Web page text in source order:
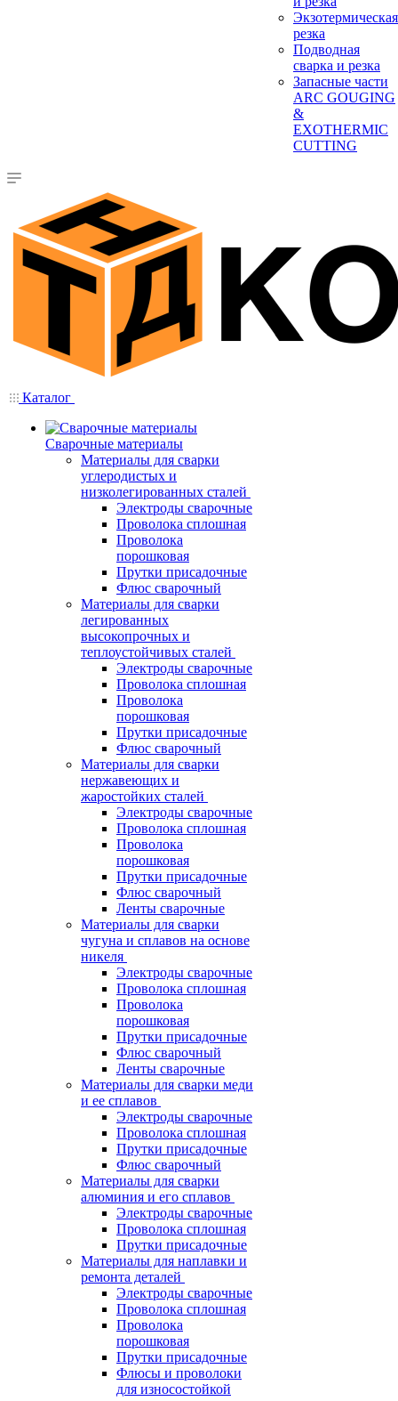
Экзотермическая
резка
Подводная
сварка и резка
Запасные части
ARC GOUGING
&
EXOTHERMIC
CUTTING
Каталог
Сварочные материалы
Материалы для сварки
углеродистых и
низколегированных сталей
Электроды сварочные
Проволока сплошная
Проволока
порошковая
Прутки присадочные
Флюс сварочный
Материалы для сварки
легированных
высокопрочных и
теплоустойчивых сталей
Электроды сварочные
Проволока сплошная
Проволока
порошковая
Прутки присадочные
Флюс сварочный
Материалы для сварки
нержавеющих и
жаростойких сталей
Электроды сварочные
Проволока сплошная
Проволока
порошковая
Прутки присадочные
Флюс сварочный
Ленты сварочные
Материалы для сварки
чугуна и сплавов на основе
никеля
Электроды сварочные
Проволока сплошная
Проволока
порошковая
Прутки присадочные
Флюс сварочный
Ленты сварочные
Материалы для сварки меди
и ее сплавов
Электроды сварочные
Проволока сплошная
Прутки присадочные
Флюс сварочный
Материалы для сварки
алюминия и его сплавов
Электроды сварочные
Проволока сплошная
Прутки присадочные
Материалы для наплавки и
ремонта деталей
Электроды сварочные
Проволока сплошная
Проволока
порошковая
Прутки присадочные
Флюсы и проволоки
для износостойкой